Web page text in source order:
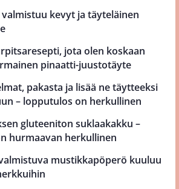
kevyt ja täyteläinen
jota olen koskaan
pinaatti-juustotäyte
pakasta ja lisää ne täytteeksi
– lopputulos on herkullinen
gluteeniton suklaakakku –
hurmaavan herkullinen
mustikkapöperö kuuluu